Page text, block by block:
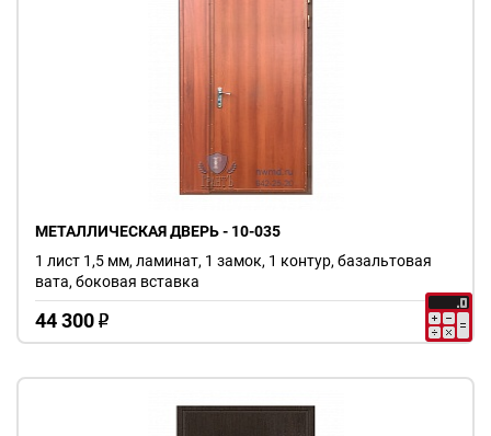
МЕТАЛЛИЧЕСКАЯ ДВЕРЬ - 10-035
44 300 o
1 лист 1,5 мм, ламинат, 1 замок, 1 контур, базальтовая
вата, боковая вставка